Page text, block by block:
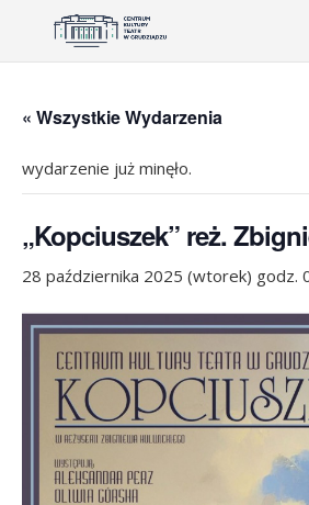
« Wszystkie Wydarzenia
wydarzenie już minęło.
„Kopciuszek” reż.
28 października 2025 (wtorek) godz.